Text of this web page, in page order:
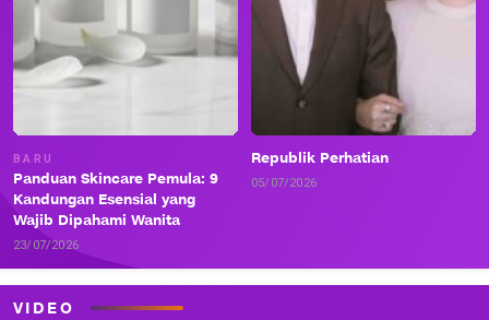
BARU
Panduan Skincare Pemula: 9
Kandungan Esensial yang
Wajib Dipahami Wanita
23/07/2026
Republik Perhatian
05/07/2026
VIDEO